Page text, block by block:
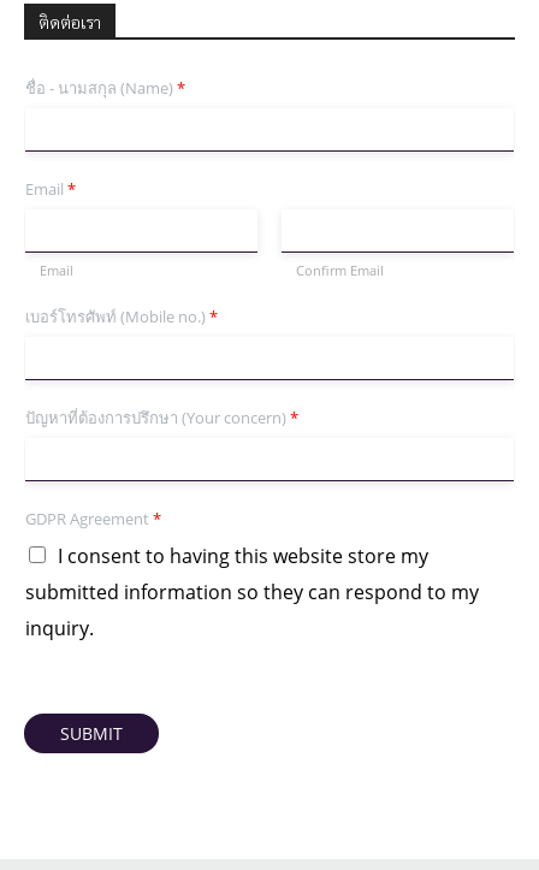
ติดต่อเรา
ชื่อ - นามสกุล (Name)*
Email *
Email Confirm Email
เบอร์โทรศัพท์ (Mobile no.)*
ปัญหาที่ต้องการปรึกษา (Your concern)*
GDPR Agreement *
I consent to having this website store my
submitted information so they can respond to my
inquiry.
SUBMIT